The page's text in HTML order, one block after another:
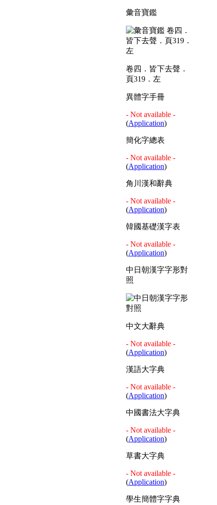
彙音寶鑑
卷四．皆下去聲．
頁319．左
異體字手冊
- Not available -
(Application)
簡化字總表
- Not available -
(Application)
角川漢和辭典
- Not available -
(Application)
韓國基礎漢字表
- Not available -
(Application)
中日朝漢字字形對
照
中文大辭典
- Not available -
(Application)
漢語大字典
- Not available -
(Application)
中國書法大字典
- Not available -
(Application)
草書大字典
- Not available -
(Application)
學生簡體字字典